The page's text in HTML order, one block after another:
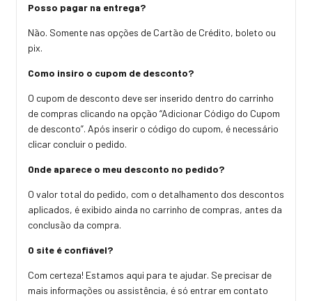
Posso pagar na entrega?
Não. Somente nas opções de Cartão de Crédito, boleto ou
pix.
Como insiro o cupom de desconto?
O cupom de desconto deve ser inserido dentro do carrinho
de compras clicando na opção “Adicionar Código do Cupom
de desconto”. Após inserir o código do cupom, é necessário
clicar concluir o pedido.
Onde aparece o meu desconto no pedido?
O valor total do pedido, com o detalhamento dos descontos
aplicados, é exibido ainda no carrinho de compras, antes da
conclusão da compra.
O site é confiável?
Com certeza! Estamos aqui para te ajudar. Se precisar de
mais informações ou assistência, é só entrar em contato